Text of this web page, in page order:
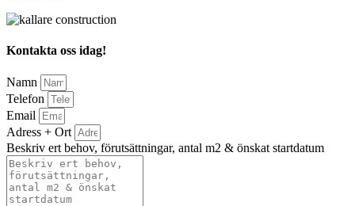
Kontakta oss idag!
Namn
Telefon
Email
Adress + Ort
Beskriv ert behov, förutsättningar, antal m2 & önskat startdatum